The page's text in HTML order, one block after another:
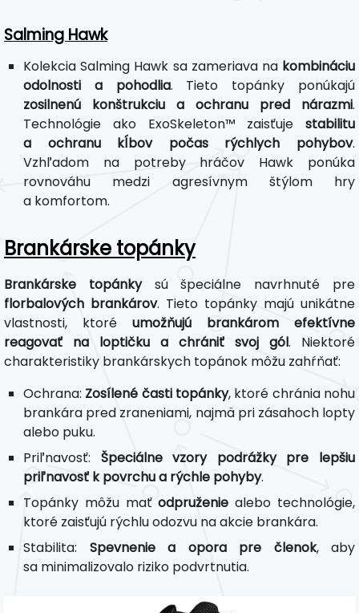
Salming Hawk
Kolekcia Salming Hawk sa zameriava na kombináciu
odolnosti a pohodlia. Tieto topánky ponúkajú
zosilnenú konštrukciu a ochranu pred nárazmi.
Technológie ako ExoSkeleton™ zaisťuje stabilitu
a ochranu kĺbov počas rýchlych pohybov.
Vzhľadom na potreby hráčov Hawk ponúka
rovnováhu medzi agresívnym štýlom hry
a komfortom.
Brankárske topánky
Brankárske topánkysú špeciálne navrhnuté pre
florbalových brankárov. Tieto topánky majú unikátne
vlastnosti, ktoré umožňujú brankárom efektívne
reagovať na loptičku a chrániť svoj gól. Niektoré
charakteristiky brankárskych topánok môžu zahŕňať:
Ochrana: Zosílené časti topánky, ktoré chránia nohu
brankára pred zraneniami, najmä pri zásahoch lopty
alebo puku.
Priľnavosť: Špeciálne vzory podrážky pre lepšiu
priľnavosť k povrchu a rýchle pohyby.
Topánky môžu maťodpruženie alebo technológie,
ktoré zaisťujú rýchlu odozvu na akcie brankára.
Stabilita: Spevnenie a opora pre členok, aby
sa minimalizovalo riziko podvrtnutia.